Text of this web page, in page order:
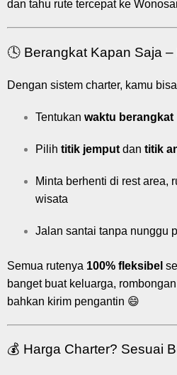
dan tahu rute tercepat ke
🕓 Berangkat Kapan Saja
Dengan sistem charter, kamu
Tentukan waktu berangkat
Pilih titik jemput dan titik
Minta berhenti di rest area,
wisata
Jalan santai tanpa nunggu
Semua rutenya 100% fleksibel
banget buat keluarga,
bahkan kirim pengantin 😄
💰 Harga Charter? Sesuai